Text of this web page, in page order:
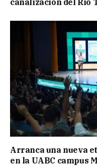
Arranca una nueva
en la UABC campus